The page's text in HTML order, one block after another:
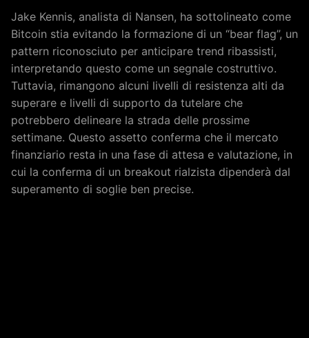
Jake Kennis, analista di Nansen, ha sottolineato come
Bitcoin stia evitando la formazione di un “bear flag”, un
pattern riconosciuto per anticipare trend ribassisti,
interpretando questo come un segnale costruttivo.
Tuttavia, rimangono alcuni livelli di resistenza alti da
superare e livelli di supporto da tutelare che
potrebbero delineare la strada delle prossime
settimane. Questo assetto conferma che il mercato
finanziario resta in una fase di attesa e valutazione, in
cui la conferma di un breakout rialzista dipenderà dal
superamento di soglie ben precise.